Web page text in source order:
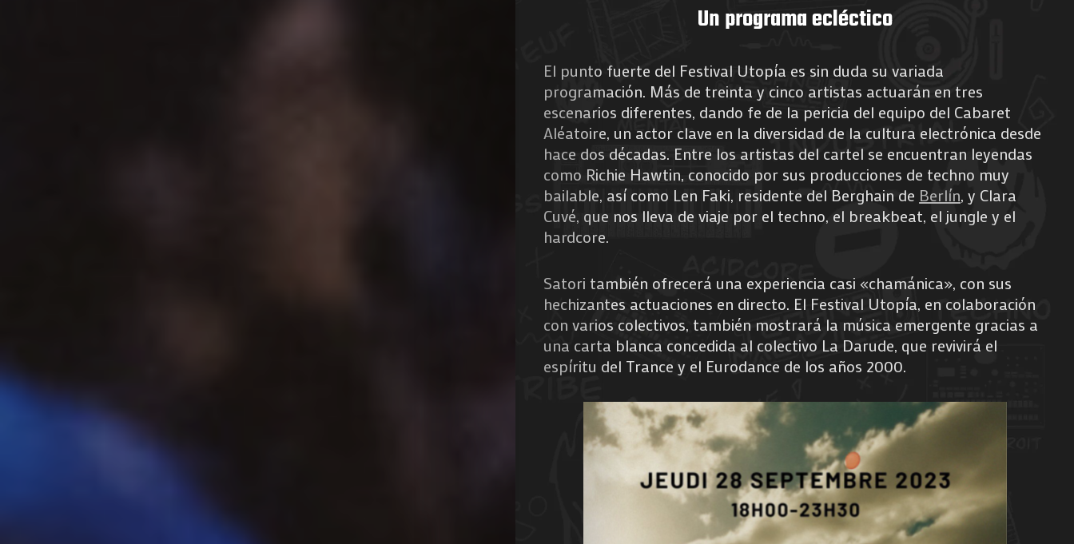
Un programa ecléctico
El punto fuerte del Festival Utopía es sin duda su variada
programación. Más de treinta y cinco artistas actuarán en tres
escenarios diferentes, dando fe de la pericia del equipo del Cabaret
Aléatoire, un actor clave en la diversidad de la cultura electrónica desde
hace dos décadas. Entre los artistas del cartel se encuentran leyendas
como Richie Hawtin, conocido por sus producciones de techno muy
bailable, así como Len Faki, residente del Berghain de Berlín, y Clara
Cuvé, que nos lleva de viaje por el techno, el breakbeat, el jungle y el
hardcore.
Satori también ofrecerá una experiencia casi «chamánica», con sus
hechizantes actuaciones en directo. El Festival Utopía, en colaboración
con varios colectivos, también mostrará la música emergente gracias a
una carta blanca concedida al colectivo La Darude, que revivirá el
espíritu del Trance y el Eurodance de los años 2000.